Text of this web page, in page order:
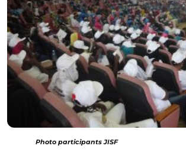
Photo participants JISF